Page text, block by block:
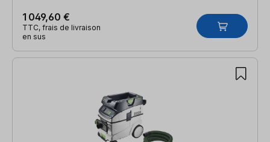
1 049,60 €
TTC, frais de livraison
en sus